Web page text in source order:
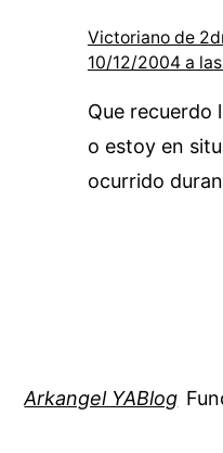
Victoriano de
10/12/2004 a
Que recuerdo
o estoy en
ocurrido
Arkangel YABlog